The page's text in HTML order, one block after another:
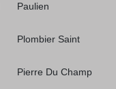
Paulien
Plombier Saint
Pierre Du Champ